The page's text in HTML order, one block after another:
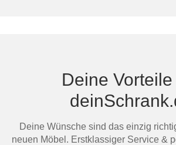
Deine Vorteile
Deine Wünsche sind das einzig
neuen Möbel. Erstklassiger Service &